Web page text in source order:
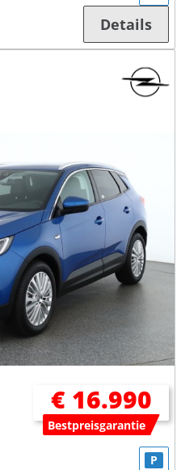
Details
€ 16.990
Bestpreisgarantie
P